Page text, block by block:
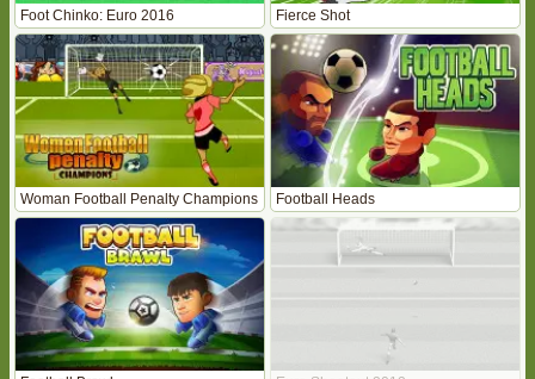
Foot Chinko: Euro 2016 Fierce Shot
Woman Football Penalty Champions Football Heads